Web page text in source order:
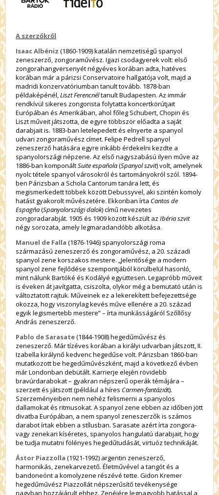
A szerzőkről
Isaac Albéniz (1860-1909) katalán nemzetiségű spanyol
zeneszerző, zongoraművész. Igazi csodagyerek volt: első
zongorahangversenyét négyéves korában adta, hatéves
korában már a párizsi Conservatoire hallgatója volt, majd a
madridi konzervatóriumban tanult tovább. 1878-ban
példaképénél,Liszt Ferencnéltanult Budapesten. Az immár
rendkívül sikeres zongorista folytatta koncertkörútjait
Európában és Amerikában, ahol főleg Schubert, Chopin és
Liszt műveit játszotta, de egyre többször előadta a saját
darabjait is. 1883-ban letelepedett és elnyerte a spanyol
udvari zongoraművész címet. Felipe Pedrell spanyol
zeneszerző hatására egyre inkább érdekelni kezdte a
spanyolországi népzene. Az első nagyszabású ilyen műve az
1886-ban komponáltSuite española(Spanyol szvit) volt, amelynek
nyolc tétele spanyol városokról és tartományokról szól. 1894-
ben Párizsban a Schola Cantorum tanára lett, és
megismerkedett többek között Debussyvel, aki szintén komoly
hatást gyakorolt művészetére. Ekkoriban írta Cantos de
Espagña(Spanyolországi dalok) című nevezetes
zongoradarabját. 1905 és 1909 között készült azIbéria szvit
négy sorozata, amely legmaradandóbb alkotása.
Manuel de Falla (1876-1946) spanyolországi roma
származású zeneszerző és zongoraművész, a 20. századi
spanyol zene korszakos mestere. „Jelentősége a modern
spanyol zene fejlődése szempontjából körülbelül hasonló,
mint nálunk Bartóké és Kodályé együttesen. Legapróbb műveit
is éveken át javítgatta, csiszolta, olykor még a bemutató után is
változtatott rajtuk. Műveinek ez a lekerekített befejezettsége
okozza, hogy viszonylag kevés műve ellenére a 20. század
egyik legismertebb mestere” – írta munkásságáról Szőllősy
András zeneszerző.
Pablo de Sarasate(1844-1908) hegedűművész és
zeneszerző. Már tízéves korában a királyi udvarban játszott, II.
Izabella királynő kedvenc hegedűse volt. Párizsban 1860-ban
mutatkozott be hegedűművészként, majd a következő évben
már Londonban debütált. Karrierje elején rövidebb
bravúrdarabokat – gyakran népszerű operák témájára –
szerzett és játszott (például a híres Carmen-fantáziát).
Szerzeményeiben nem nehéz felismerni a spanyolos
dallamokat és ritmusokat. A spanyol zene ebben az időben jött
divatba Európában, a nem spanyol zeneszerzők is számos
darabot írtak ebben a stílusban. Sarasate azért írta zongora-
vagy zenekari kíséretes, spanyolos hangulatú darabjait, hogy
be tudja mutatni fölényes hegedűtudását, virtuóz technikáját.
Ástor Piazzolla (1921-1992) argentin zeneszerző,
harmonikás, zenekarvezető.Életművével a tangót és a
bandoneónt a komolyzene részévé tette. Gidon Kremer
hegedűművész Piazzollát népszerűsítő tevékenysége
nagyban hozzájárult ehhez. Zenéjére legnagyobb hatással a